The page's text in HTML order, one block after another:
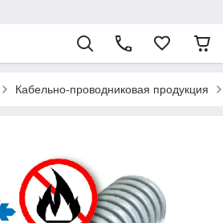
Кабельно-проводниковая продукция